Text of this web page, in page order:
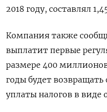
2018 году, составлял
Компания также
выплатит первые
размере 400
годы будет
уплаты налогов в